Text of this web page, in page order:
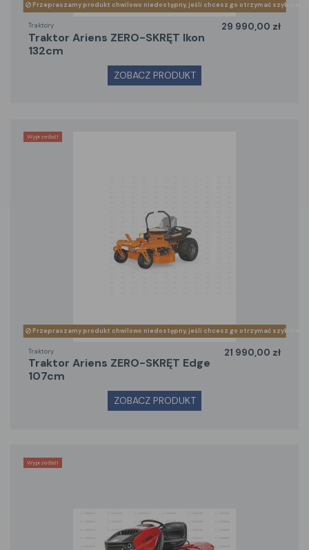
Przepraszamy produkt chwilowo niedostępny, jeśli chcesz go otrzymać szybciej
Traktory
traktor Ariens ZERO-SKRĘT Ikon
132cm
29 990,00 zł
ZOBACZ PRODUKT
Wyprzedaż!
Przepraszamy produkt chwilowo niedostępny, jeśli chcesz go otrzymać szybciej
Traktory
traktor Ariens ZERO-SKRĘT Edge
107cm
21 990,00 zł
ZOBACZ PRODUKT
Wyprzedaż!